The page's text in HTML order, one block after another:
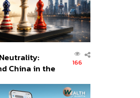
China in the
166